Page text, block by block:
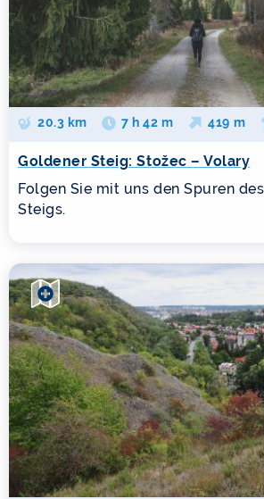
20.3 km 7 h 42 m 419 m
Goldener Steig: Stožec – Volary
Folgen Sie mit uns den Spuren
Steigs.